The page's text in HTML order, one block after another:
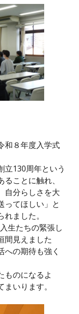
和８年度入学式
立130周年という
ことに触れ、
自分らしさを大
ってほしい」と
ました。
生たちの緊張し
間見えました
の期待も強く
ものになるよ
いります。